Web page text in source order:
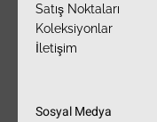
Satış Noktaları
Koleksiyonlar
İletişim
Sosyal Medya